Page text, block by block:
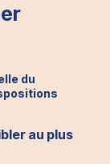
du
au plus